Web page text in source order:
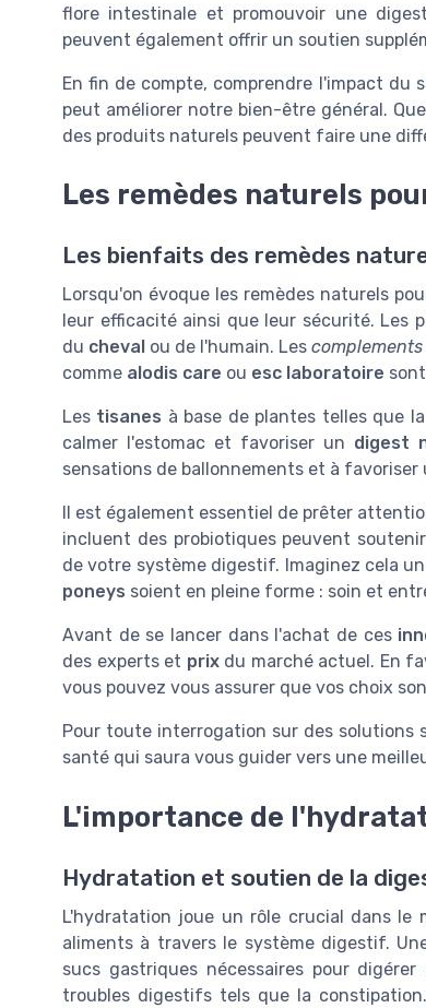
flore intestinale et promouvoir une
peuvent également offrir un soutien
En fin de compte, comprendre l'impact du
peut améliorer notre bien-être général.
des produits naturels peuvent faire une
Les remèdes naturels
Les bienfaits des remèdes
Lorsqu'on évoque les remèdes naturels
leur efficacité ainsi que leur sécurité. Les
du cheval ou de l'humain. Les
comme alodis care ou esc laboratoire
Les tisanes à base de plantes telles que
calmer l'estomac et favoriser un digest
sensations de ballonnements et à favoriser
Il est également essentiel de prêter
incluent des probiotiques peuvent
de votre système digestif. Imaginez cela
poneys soient en pleine forme : soin et
Avant de se lancer dans l'achat de ces
des experts et prixdu marché actuel. En
vous pouvez vous assurer que vos choix
Pour toute interrogation sur des solutions
santé qui saura vous guider vers une
L'importance de
Hydratation et soutien de la
L'hydratation joue un rôle crucial dans
aliments à travers le système digestif.
sucs gastriques nécessaires pour
troubles digestifs tels que la